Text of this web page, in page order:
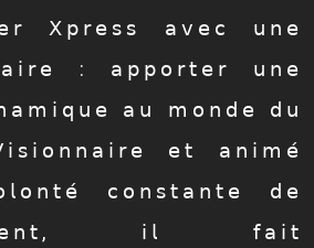
𝖷𝗉𝗋𝖾𝗌𝗌 𝖺𝗏𝖾𝖼 𝗎𝗇𝖾
: 𝖺𝗉𝗉𝗈𝗋𝗍𝖾𝗋 𝗎𝗇𝖾
𝖺𝗎 𝗆𝗈𝗇𝖽𝖾 𝖽𝗎
𝖾𝗍 𝖺𝗇𝗂𝗆𝖾́
𝖼𝗈𝗇𝗌𝗍𝖺𝗇𝗍𝖾 𝖽𝖾
𝗂𝗅 𝖿𝖺𝗂𝗍